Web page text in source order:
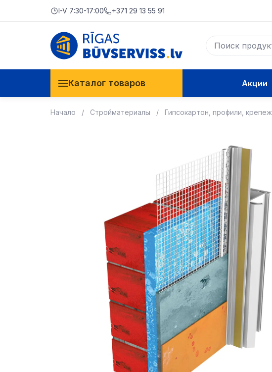
I-V 7:30-17:00 +371 29 13 55 91
Каталог товаров Акции
Начало Стройматериалы Гипсокартон, профили, крепеж